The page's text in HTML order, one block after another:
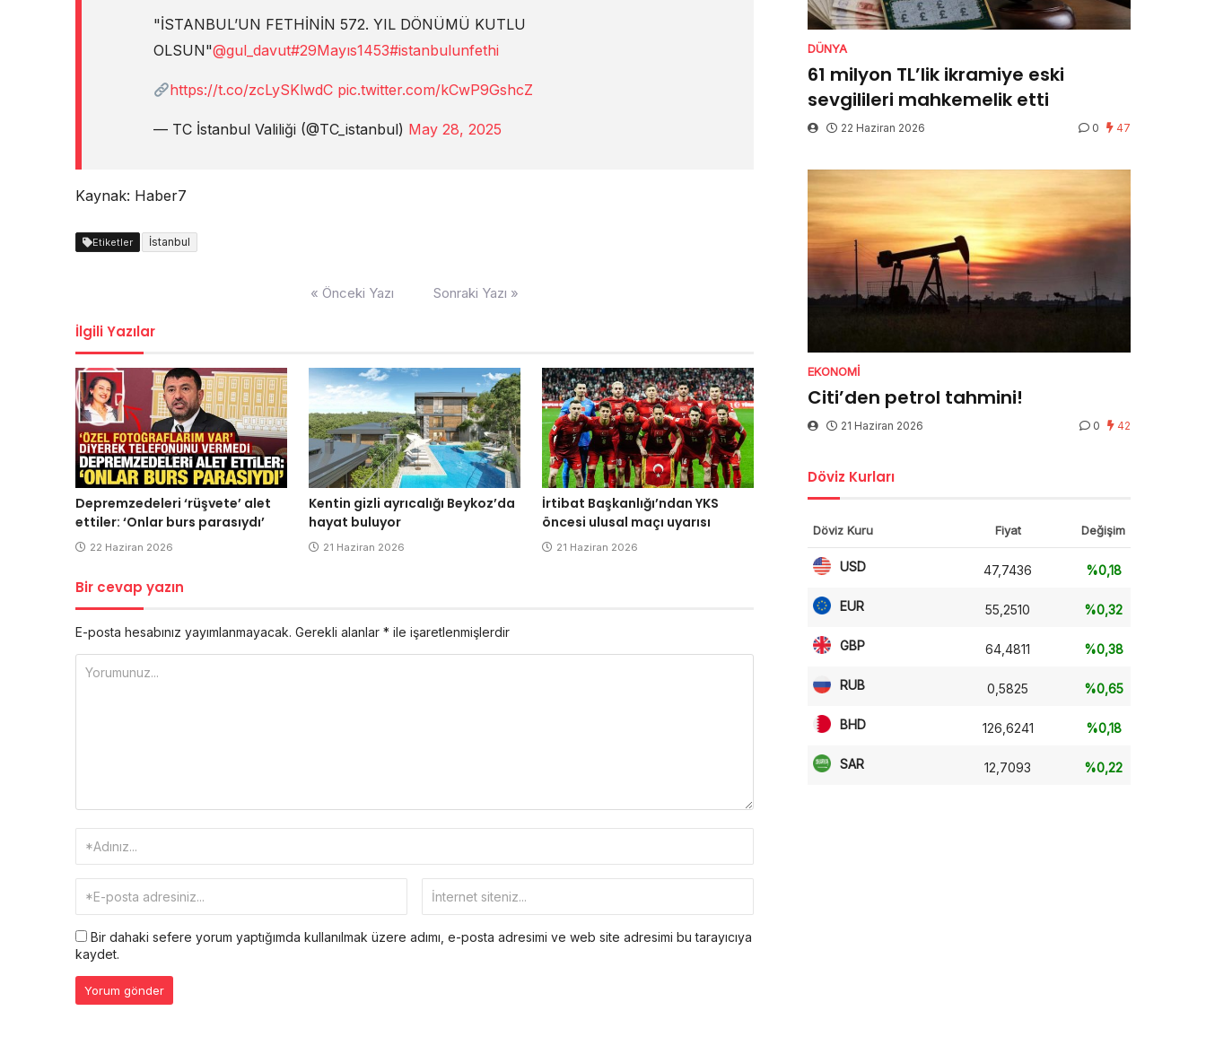
"İSTANBUL’UN FETHİNİN 572. YIL DÖNÜMÜ KUTLU
OLSUN"@gul_davut#29Mayıs1453#istanbulunfethi
https://t.co/zcLySKlwdC pic.twitter.com/kCwP9GshcZ
— TC İstanbul Valiliği (@TC_istanbul) May 28, 2025
Kaynak: Haber7
Etiketler İstanbul
« Önceki Yazı Sonraki Yazı »
İlgili Yazılar
Depremzedeleri ‘rüşvete’ alet
ettiler: ‘Onlar burs parasıydı’
22 Haziran 2026
Kentin gizli ayrıcalığı Beykoz’da
hayat buluyor
21 Haziran 2026
İrtibat Başkanlığı’ndan YKS
öncesi ulusal maçı uyarısı
21 Haziran 2026
Bir cevap yazın
E-posta hesabınız yayımlanmayacak. Gerekli alanlar * ile işaretlenmişlerdir
Bir dahaki sefere yorum yaptığımda kullanılmak üzere adımı, e-posta adresimi ve web site adresimi bu tarayıcıya
kaydet.
DÜNYA
61 milyon TL’lik ikramiye eski
sevgilileri mahkemelik etti
22 Haziran 2026 0 47
EKONOMI
Citi’den petrol tahmini!
21 Haziran 2026 0 42
Döviz Kurları
Döviz Kuru Fiyat Değişim
USD 47,7436 %0,18
EUR 55,2510 %0,32
GBP 64,4811 %0,38
RUB 0,5825 %0,65
BHD 126,6241 %0,18
SAR 12,7093 %0,22